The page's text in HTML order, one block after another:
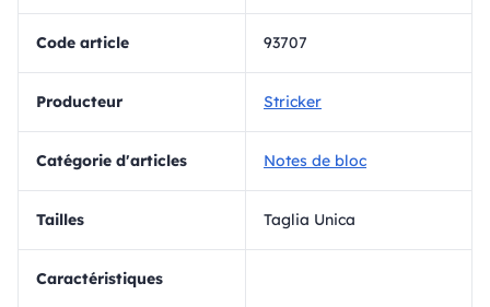
Code article 93707
Producteur Stricker
Catégorie d'articles Notes de bloc
Tailles Taglia Unica
Caractéristiques